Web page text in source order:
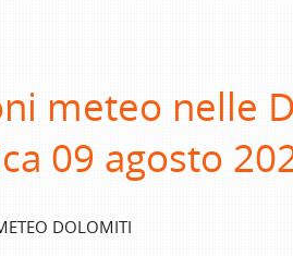
meteo nelle
09 agosto
DOLOMITI